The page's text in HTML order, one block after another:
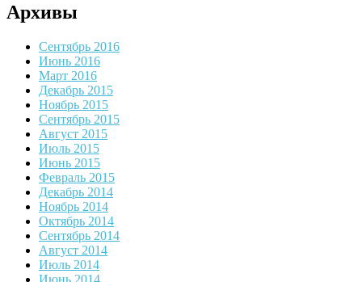
Архивы
Сентябрь 2016
Июнь 2016
Март 2016
Декабрь 2015
Ноябрь 2015
Сентябрь 2015
Август 2015
Июль 2015
Июнь 2015
Февраль 2015
Декабрь 2014
Ноябрь 2014
Октябрь 2014
Сентябрь 2014
Август 2014
Июль 2014
Июнь 2014